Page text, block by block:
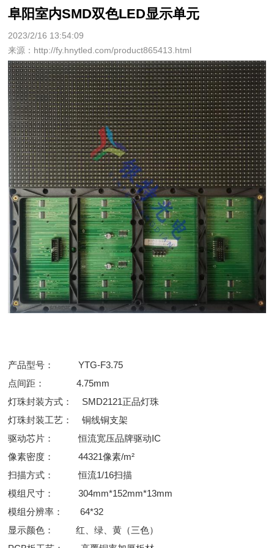
阜阳室内SMD双色LED显示单元
2023/2/16 13:54:09
来源：http://fy.hnytled.com/product865413.html
产品型号： YTG-F3.75
点间距： 4.75mm
灯珠封装方式： SMD2121正品灯珠
灯珠封装工艺： 铜线铜支架
驱动芯片： 恒流宽压品牌驱动IC
像素密度： 44321像素/m²
扫描方式： 恒流1/16扫描
模组尺寸： 304mm*152mm*13mm
模组分辨率： 64*32
显示颜色： 红、绿、黄（三色）